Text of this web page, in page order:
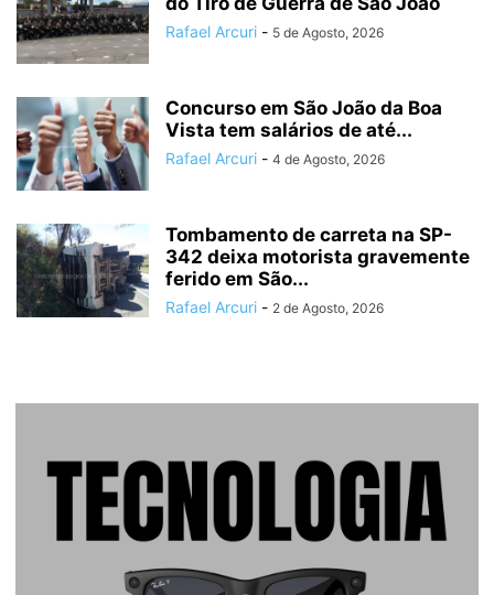
Rafael Arcuri - 5 de Agosto, 2026
Concurso em São João da Boa
Vista tem salários de até...
Rafael Arcuri - 4 de Agosto, 2026
Tombamento de carreta na SP-
342 deixa motorista gravemente
ferido em São...
Rafael Arcuri - 2 de Agosto, 2026